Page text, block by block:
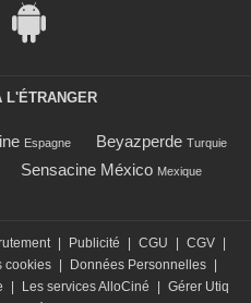
L'ÉTRANGER
Espagne Beyazperde Turquie
Sensacine México Mexique
| Publicité | CGU | CGV |
cookies | Données Personnelles |
| Les services AlloCiné | Gérer Utiq